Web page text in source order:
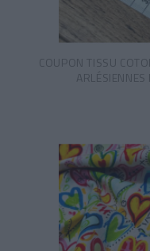
COUPON TISSU